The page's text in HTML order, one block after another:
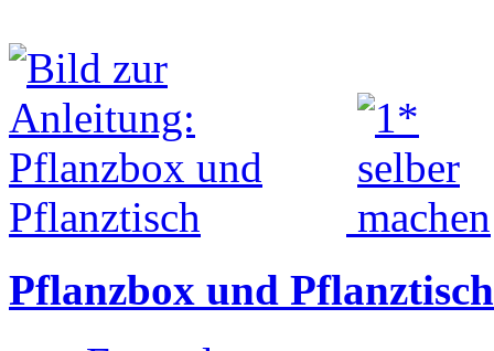
Pflanzbox und Pflanztisch